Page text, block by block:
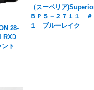
28-
RXD
ト
（スーペリア
ＢＰＳ－２７１１ ＃
１ ブルーレイク